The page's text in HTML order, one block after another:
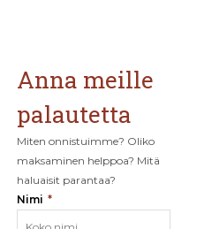
Anna meille
palautetta
Miten onnistuimme? Oliko
maksaminen helppoa? Mitä
haluaisit parantaa?
Nimi